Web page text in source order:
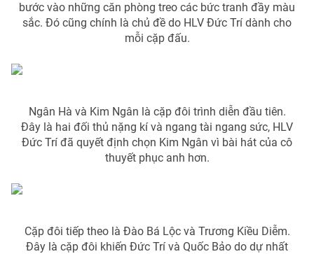
THỜI BÁO VTV
Cơ quan báo chí: Thời báo VTV
Giấy phép hoạt động báo in và báo điện tử số 483/GP-BTTTT
cấp ngày 29/12/2023
Phó Tổng Biên tập:
Tổng đài VTV:024.38 355 931 - 024.38 355 932
Ðiện thoại Thời báo VTV: 024.66 897 897
bước vào những căn phòng treo các bức tranh đầy màu
sắc. Đó cũng chính là chủ đề do HLV Đức Trí dành cho
mỗi cặp đấu.
Ngân Hà và Kim Ngân là cặp đôi trình diễn đầu tiên.
Đây là hai đối thủ nặng kí và ngang tài ngang sức, HLV
Đức Trí đã quyết định chọn Kim Ngân vì bài hát của cô
thuyết phục anh hơn.
Cặp đôi tiếp theo là Đào Bá Lộc và Trương Kiều Diễm.
Đây là cặp đôi khiến Đức Trí và Quốc Bảo do dự nhất